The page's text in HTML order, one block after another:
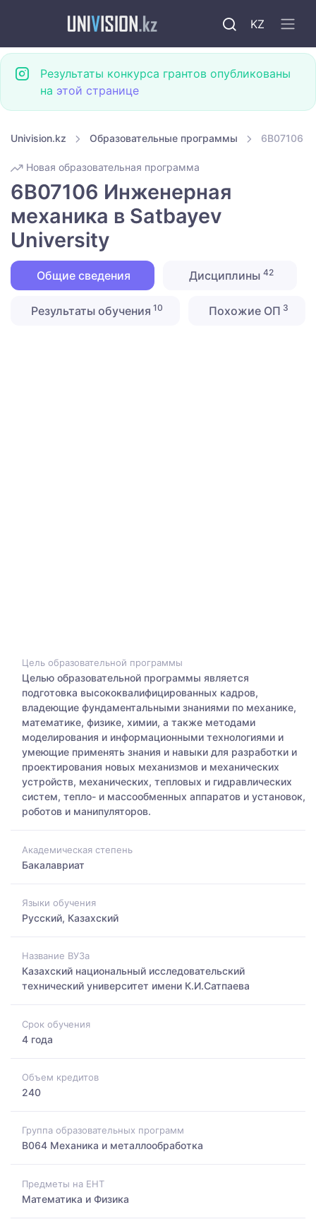
KZ
Результаты конкурса грантов опубликованы
на этой странице
Univision.kz Образовательные программы 6B07106
Новая образовательная программа
6B07106 Инженерная
механика в Satbayev
University
Общие сведения Дисциплины 42
Результаты обучения 10 Похожие ОП 3
Цель образовательной программы
Целью образовательной программы является
подготовка высококвалифицированных кадров,
владеющие фундаментальными знаниями по механике,
математике, физике, химии, а также методами
моделирования и информационными технологиями и
умеющие применять знания и навыки для разработки и
проектирования новых механизмов и механических
устройств, механических, тепловых и гидравлических
систем, тепло- и массообменных аппаратов и установок,
роботов и манипуляторов.
Академическая степень
Бакалавриат
Языки обучения
Русский, Казахский
Название ВУЗа
Казахский национальный исследовательский
технический университет имени К.И.Сатпаева
Срок обучения
4 года
Объем кредитов
240
Группа образовательных программ
B064 Механика и металлообработка
Предметы на ЕНТ
Математика и Физика